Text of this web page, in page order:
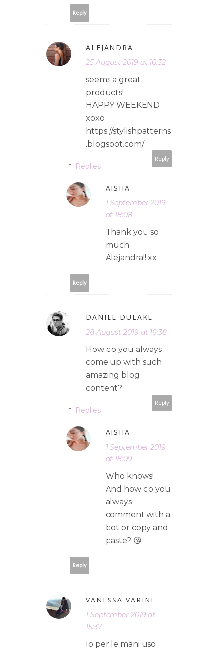
Reply
ALEJANDRA
25 August 2019 at 16:32
seems a great
products!
HAPPY WEEKEND
xoxo
https://stylishpatterns
.blogspot.com/
Reply
Replies
AISHA
1 September 2019
at 18:08
Thank you so
much
Alejandra!! xx
Reply
DANIEL DULAKE
28 August 2019 at 16:38
How do you always
come up with such
amazing blog
content?
Reply
Replies
AISHA
1 September 2019
at 18:09
Who knows!
And how do you
always
comment with a
bot or copy and
paste? 😘
Reply
VANESSA VARINI
1 September 2019 at
15:37
Io per le mani uso